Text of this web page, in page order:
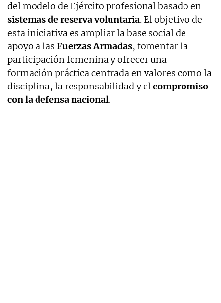
del modelo de Ejército profesional basado en
sistemas de reserva voluntaria. El objetivo de
esta iniciativa es ampliar la base social de
apoyo a las Fuerzas Armadas, fomentar la
participación femenina y ofrecer una
formación práctica centrada en valores como la
disciplina, la responsabilidad y elcompromiso
con la defensa nacional.